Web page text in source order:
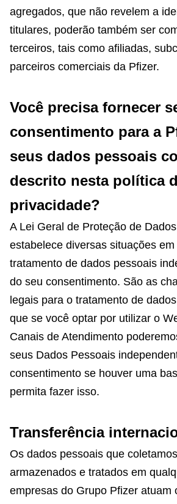
agregados, que não revelem a
titulares, poderão também ser
terceiros, tais como afiliadas,
parceiros comerciais da Pfizer.
Você precisa fornecer
consentimento para a
seus dados pessoais
descrito nesta política
privacidade?
A Lei Geral de Proteção de
estabelece diversas situações
tratamento de dados pessoais
do seu consentimento. São as
legais para o tratamento de
que se você optar por utilizar o
Canais de Atendimento
seus Dados Pessoais
consentimento se houver uma
permita fazer isso.
Transferência
Os dados pessoais que
armazenados e tratados em
empresas do Grupo Pfizer atuam